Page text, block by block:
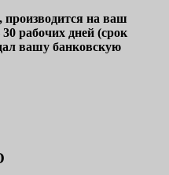
производится на ваш
рабочих дней (срок
вашу банковскую